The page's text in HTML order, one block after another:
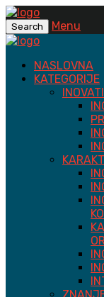
Search Menu
NASLOVNA
KATEGORIJE